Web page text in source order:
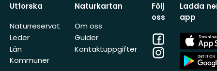
Utforska
Naturreservat
Leder
Län
Kommuner
Naturkartan
Om oss
Guider
Kontaktuppgifter
Följ
oss
Facebook
Instagram
Ladda
app
App
Store
App
Store